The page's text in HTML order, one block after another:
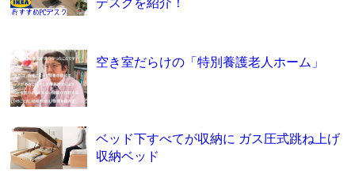
空き室だらけの「特別養護老人ホーム」
ベッド下すべてが収納に ガス圧式跳ね上げ
収納ベッド